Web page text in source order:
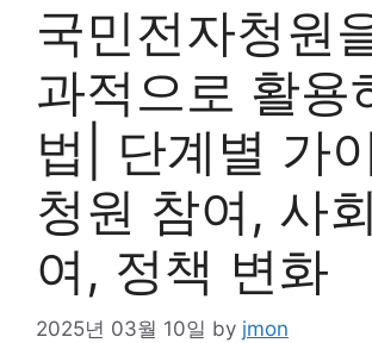
국민전자청원
과적으로 활용
법| 단계별 가
청원 참여, 사
여, 정책 변화
2025년 03월 10일 by jmon